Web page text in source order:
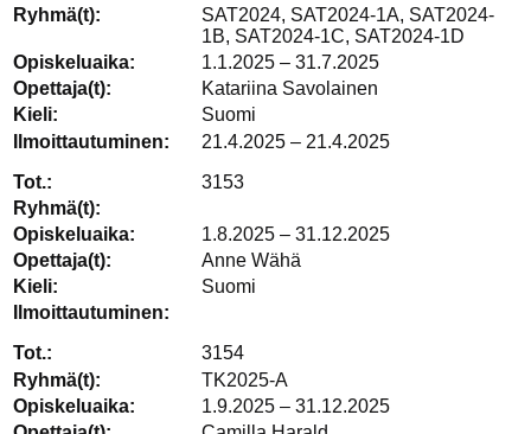
SAT2024, SAT2024-1A, SAT2024-
1B, SAT2024-1C, SAT2024-1D
1.1.2025 – 31.7.2025
Katariina Savolainen
Suomi
21.4.2025 – 21.4.2025
3153
1.8.2025 – 31.12.2025
Anne Wähä
Suomi
3154
TK2025-A
1.9.2025 – 31.12.2025